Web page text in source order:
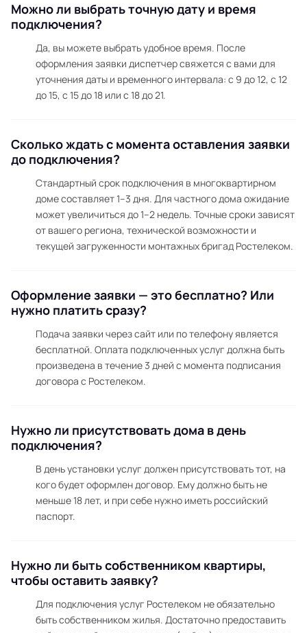
Можно ли выбрать точную дату и время
подключения?
Да, вы можете выбрать удобное время. После
оформления заявки диспетчер свяжется с вами для
уточнения даты и временного интервала: с 9 до 12, с 12
до 15, с 15 до 18 или с 18 до 21.
Сколько ждать с момента оставления заявки
до подключения?
Стандартный срок подключения в многоквартирном
доме составляет 1–3 дня. Для частного дома ожидание
может увеличиться до 1–2 недель. Точные сроки зависят
от вашего региона, технической возможности и
текущей загруженности монтажных бригад Ростелеком.
Оформление заявки — это бесплатно? Или
нужно платить сразу?
Подача заявки через сайт или по телефону является
бесплатной. Оплата подключенных услуг должна быть
произведена в течение 3 дней с момента подписания
договора с Ростелеком.
Нужно ли присутствовать дома в день
подключения?
В день установки услуг должен присутствовать тот, на
кого будет оформлен договор. Ему должно быть не
меньше 18 лет, и при себе нужно иметь российский
паспорт.
Нужно ли быть собственником квартиры,
чтобы оставить заявку?
Для подключения услуг Ростелеком не обязательно
быть собственником жилья. Достаточно предоставить